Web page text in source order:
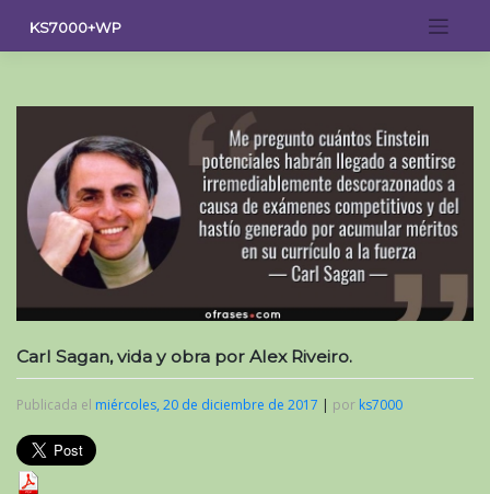
contenido
KS7000+WP
Carl Sagan, vida y obra por Alex Riveiro.
Publicada el miércoles, 20 de diciembre de 2017 por ks7000